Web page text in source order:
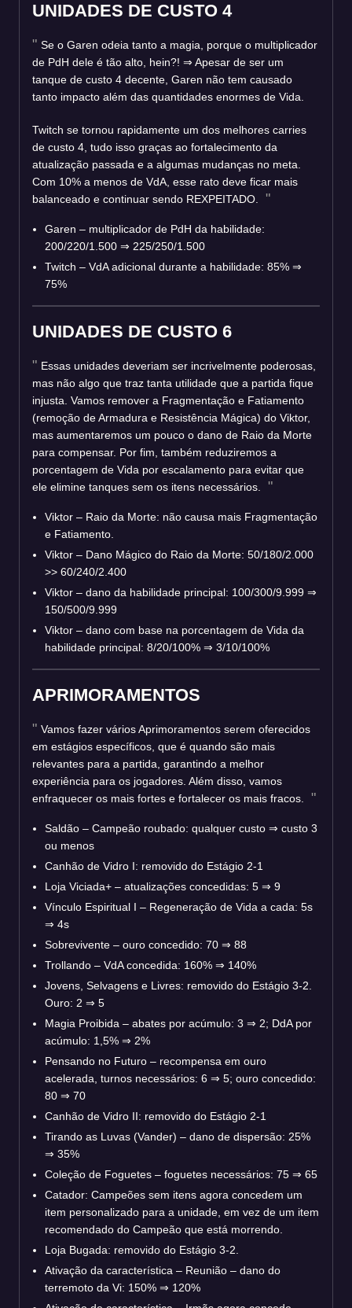
UNIDADES DE CUSTO 4
Se o Garen odeia tanto a magia, porque o multiplicador
de PdH dele é tão alto, hein?! ⇒ Apesar de ser um
tanque de custo 4 decente, Garen não tem causado
tanto impacto além das quantidades enormes de Vida.
Twitch se tornou rapidamente um dos melhores carries
de custo 4, tudo isso graças ao fortalecimento da
atualização passada e a algumas mudanças no meta.
Com 10% a menos de VdA, esse rato deve ficar mais
balanceado e continuar sendo REXPEITADO.
Garen – multiplicador de PdH da habilidade:
200/220/1.500 ⇒ 225/250/1.500
Twitch – VdA adicional durante a habilidade: 85% ⇒
75%
UNIDADES DE CUSTO 6
Essas unidades deveriam ser incrivelmente poderosas,
mas não algo que traz tanta utilidade que a partida fique
injusta. Vamos remover a Fragmentação e Fatiamento
(remoção de Armadura e Resistência Mágica) do Viktor,
mas aumentaremos um pouco o dano de Raio da Morte
para compensar. Por fim, também reduziremos a
porcentagem de Vida por escalamento para evitar que
ele elimine tanques sem os itens necessários.
Viktor – Raio da Morte: não causa mais Fragmentação
e Fatiamento.
Viktor – Dano Mágico do Raio da Morte: 50/180/2.000
>> 60/240/2.400
Viktor – dano da habilidade principal: 100/300/9.999 ⇒
150/500/9.999
Viktor – dano com base na porcentagem de Vida da
habilidade principal: 8/20/100% ⇒ 3/10/100%
APRIMORAMENTOS
Vamos fazer vários Aprimoramentos serem oferecidos
em estágios específicos, que é quando são mais
relevantes para a partida, garantindo a melhor
experiência para os jogadores. Além disso, vamos
enfraquecer os mais fortes e fortalecer os mais fracos.
Saldão – Campeão roubado: qualquer custo ⇒ custo 3
ou menos
Canhão de Vidro I: removido do Estágio 2-1
Loja Viciada+ – atualizações concedidas: 5 ⇒ 9
Vínculo Espiritual I – Regeneração de Vida a cada: 5s
⇒ 4s
Sobrevivente – ouro concedido: 70 ⇒ 88
Trollando – VdA concedida: 160% ⇒ 140%
Jovens, Selvagens e Livres: removido do Estágio 3-2.
Ouro: 2 ⇒ 5
Magia Proibida – abates por acúmulo: 3 ⇒ 2; DdA por
acúmulo: 1,5% ⇒ 2%
Pensando no Futuro – recompensa em ouro
acelerada, turnos necessários: 6 ⇒ 5; ouro concedido:
80 ⇒ 70
Canhão de Vidro II: removido do Estágio 2-1
Tirando as Luvas (Vander) – dano de dispersão: 25%
⇒ 35%
Coleção de Foguetes – foguetes necessários: 75 ⇒ 65
Catador: Campeões sem itens agora concedem um
item personalizado para a unidade, em vez de um item
recomendado do Campeão que está morrendo.
Loja Bugada: removido do Estágio 3-2.
Ativação da característica – Reunião – dano do
terremoto da Vi: 150% ⇒ 120%